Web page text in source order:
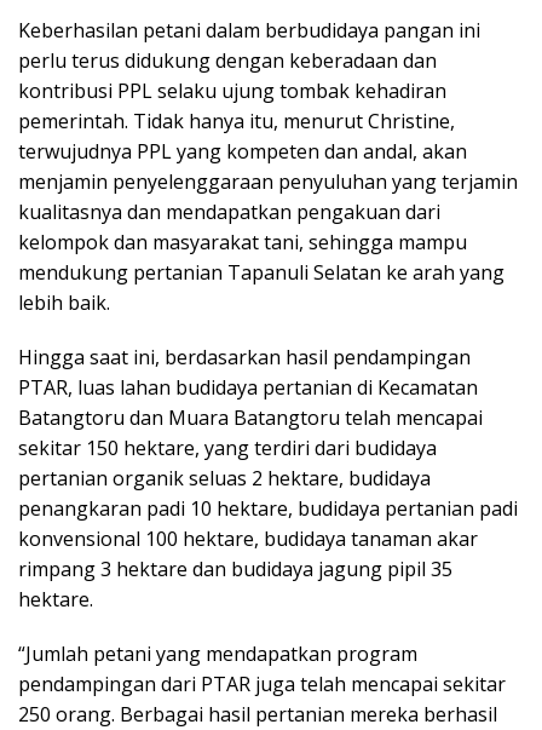
Keberhasilan petani dalam berbudidaya pangan ini
perlu terus didukung dengan keberadaan dan
kontribusi PPL selaku ujung tombak kehadiran
pemerintah. Tidak hanya itu, menurut Christine,
terwujudnya PPL yang kompeten dan andal, akan
menjamin penyelenggaraan penyuluhan yang terjamin
kualitasnya dan mendapatkan pengakuan dari
kelompok dan masyarakat tani, sehingga mampu
mendukung pertanian Tapanuli Selatan ke arah yang
lebih baik.
Hingga saat ini, berdasarkan hasil pendampingan
PTAR, luas lahan budidaya pertanian di Kecamatan
Batangtoru dan Muara Batangtoru telah mencapai
sekitar 150 hektare, yang terdiri dari budidaya
pertanian organik seluas 2 hektare, budidaya
penangkaran padi 10 hektare, budidaya pertanian padi
konvensional 100 hektare, budidaya tanaman akar
rimpang 3 hektare dan budidaya jagung pipil 35
hektare.
“Jumlah petani yang mendapatkan program
pendampingan dari PTAR juga telah mencapai sekitar
250 orang. Berbagai hasil pertanian mereka berhasil